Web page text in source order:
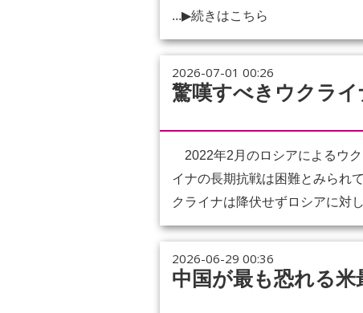
...▶続きはこちら
2026-07-01 00:26
驚嘆すべきウクライ
2022年2月のロシアによるウ
イナの長期抗戦は困難とみられ
クライナは降伏せずロシアに対
2026-06-29 00:36
中国が最も恐れる